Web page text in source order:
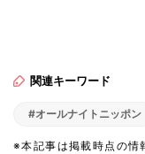
関連キーワード
#オールナイトニッポン
※本記事は掲載時点の情